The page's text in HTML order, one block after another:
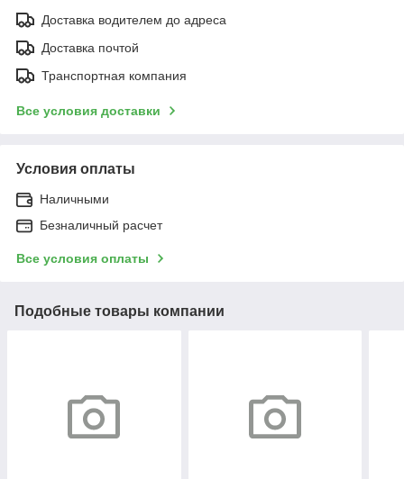
Доставка водителем до адреса
Доставка почтой
Транспортная компания
Все условия доставки
Условия оплаты
Наличными
Безналичный расчет
Все условия оплаты
Подобные товары компании